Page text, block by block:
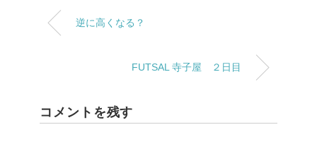
逆に高くなる？
FUTSAL 寺子屋 ２日目
コメントを残す